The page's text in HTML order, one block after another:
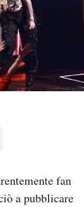
fan
a pubblicare